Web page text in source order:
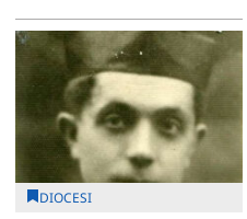
DIOCESI